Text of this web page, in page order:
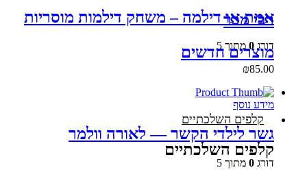
רבי מכר
מוצרים חדשים
קלפים השלכתיים
קלפים השלכתיים
אמת או דילמה – משחק דילמות מוסריות
דורג0מתוך 5
₪85.00
מידע נוסף
גשר לילדי הקשר — לאורה וולמר
דורג 0 מתוך 5